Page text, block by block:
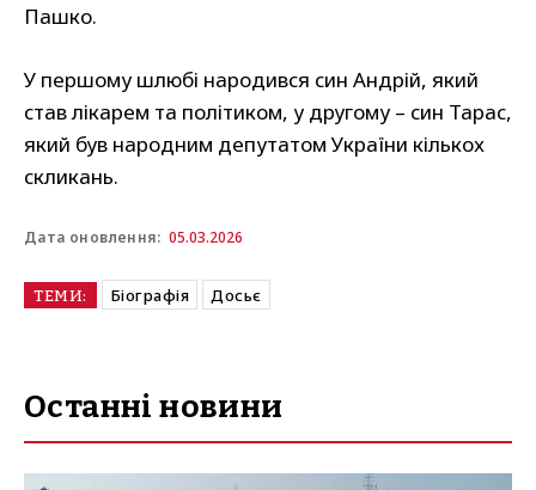
Пашко.
У першому шлюбі народився син Андрій, який
став лікарем та політиком, у другому – син Тарас,
який був народним депутатом України кількох
скликань.
Дата оновлення: 05.03.2026
ТЕМИ: Біографія Досьє
Останні новини